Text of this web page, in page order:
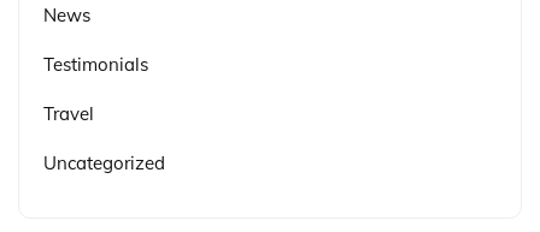
News
Testimonials
Travel
Uncategorized